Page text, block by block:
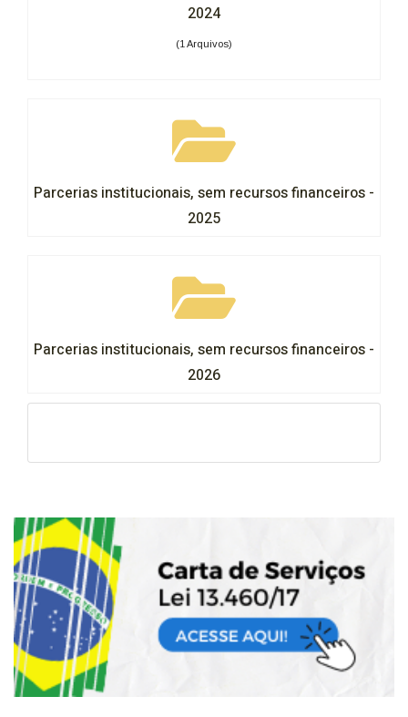
2024
(1 Arquivos)
Parcerias institucionais, sem recursos financeiros -
2025
Parcerias institucionais, sem recursos financeiros -
2026